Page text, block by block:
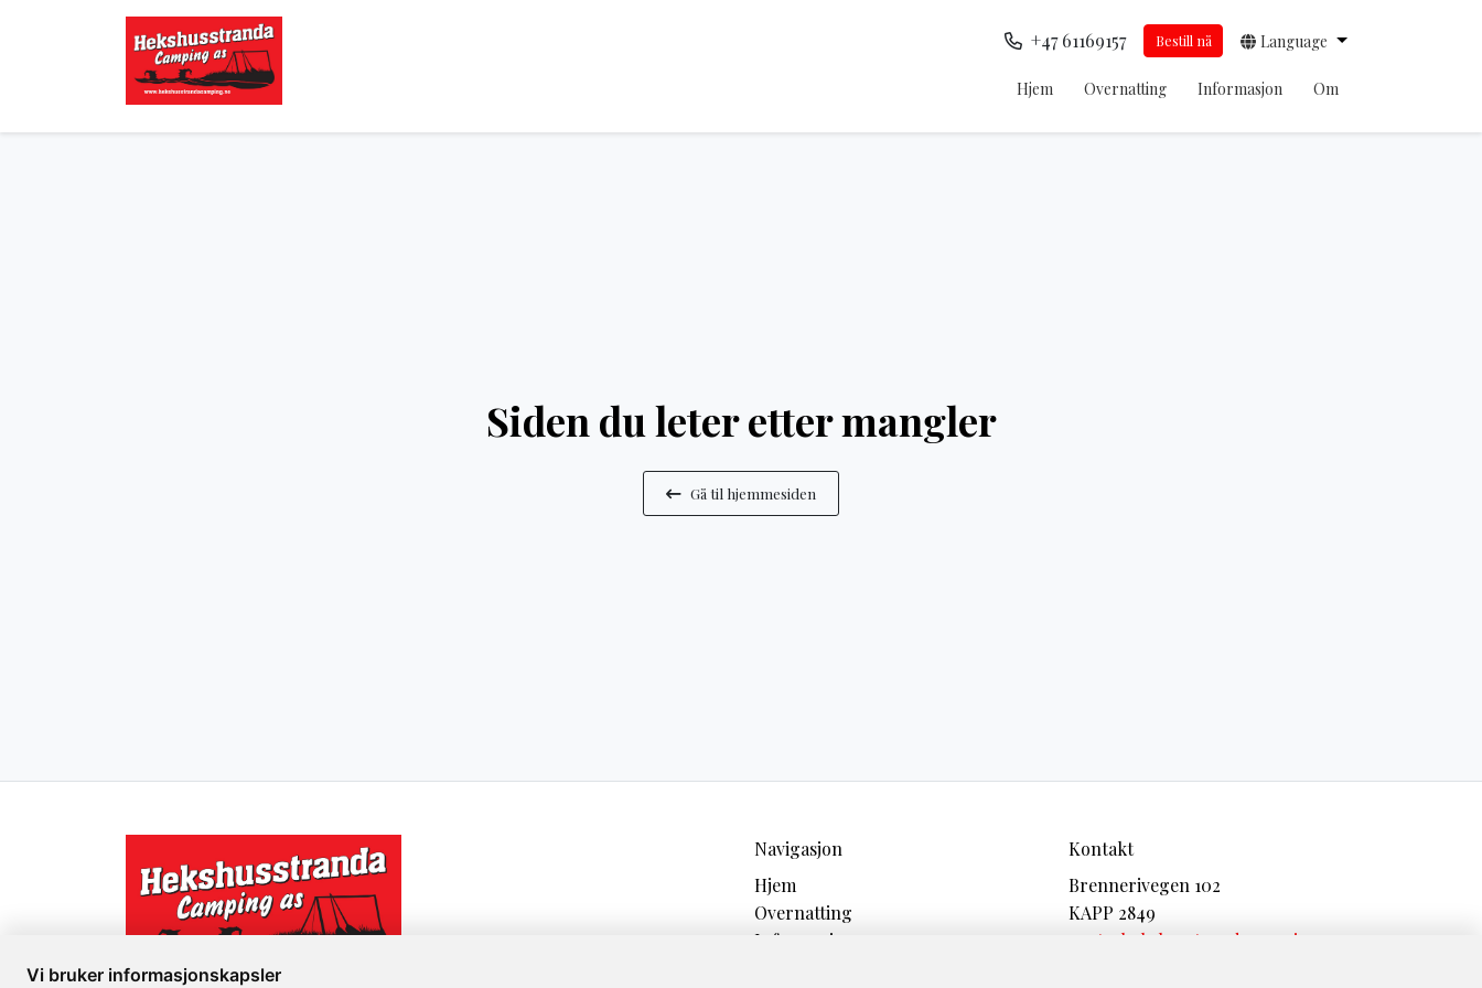
Vi bruker informasjonskapsler
+47 61169157 Bestill nå Language
Hjem Overnatting Informasjon Om
Siden du leter etter mangler
Gå til hjemmesiden
Navigasjon
Hjem
Overnatting
Informasjon
Kontakt
Brennerivegen 102
KAPP 2849
post@hekshusstrandacamping.no